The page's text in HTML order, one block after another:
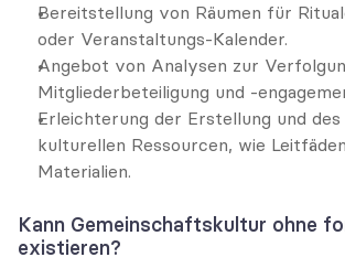
Bereitstellung von Räumen für
oder Veranstaltungs-Kalender.
Angebot von Analysen zur
Mitgliederbeteiligung und -
Erleichterung der Erstellung und des
kulturellen Ressourcen, wie
Materialien.
Kann Gemeinschaftskultur ohne
existieren?